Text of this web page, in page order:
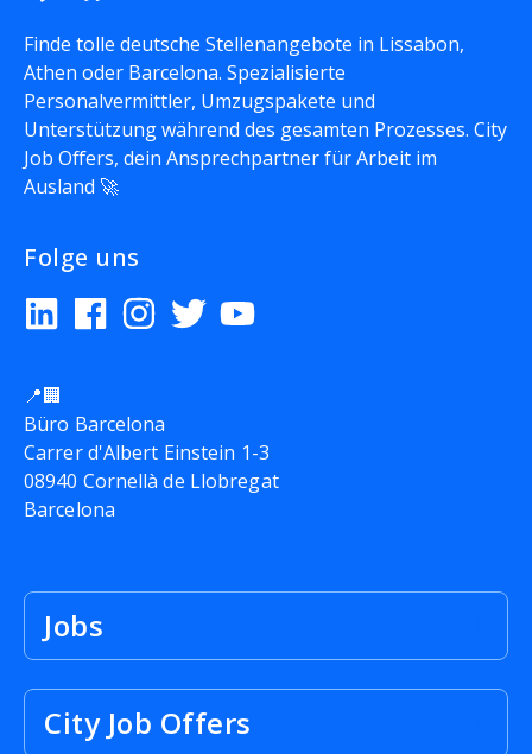
Finde tolle deutsche Stellenangebote in Lissabon,
Athen oder Barcelona. Spezialisierte
Personalvermittler, Umzugspakete und
Unterstützung während des gesamten Prozesses. City
Job Offers, dein Ansprechpartner für Arbeit im
Ausland 🚀
Folge uns
📍🏢
Büro Barcelona
Carrer d'Albert Einstein 1-3
08940 Cornellà de Llobregat
Barcelona
Jobs
City Job Offers